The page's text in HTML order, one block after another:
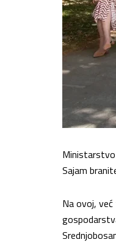
Ministarstvo
Sajam
Na ovoj,